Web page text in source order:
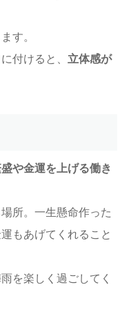
す。
付けると、 立体感が
や金運を上げる働き
所。一生懸命作った
もあげてくれること
を楽しく過ごしてく